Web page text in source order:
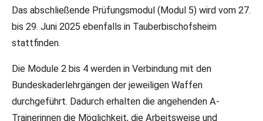
Das abschließende Prüfungsmodul (Modul 5) wird vom 27.
bis 29. Juni 2025 ebenfalls in Tauberbischofsheim
stattfinden.
Die Module 2 bis 4 werden in Verbindung mit den
Bundeskaderlehrgängen der jeweiligen Waffen
durchgeführt. Dadurch erhalten die angehenden A-
Trainerinnen die Möglichkeit, die Arbeitsweise und